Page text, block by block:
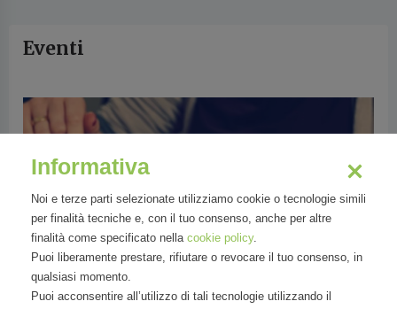
Eventi
Informativa
Noi e terze parti selezionate utilizziamo cookie o tecnologie simili
per finalità tecniche e, con il tuo consenso, anche per altre
finalità come specificato nella cookie policy.
Puoi liberamente prestare, rifiutare o revocare il tuo consenso, in
qualsiasi momento.
Puoi acconsentire all’utilizzo di tali tecnologie utilizzando il